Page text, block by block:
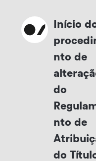
Início
nto de
do
nto de
do